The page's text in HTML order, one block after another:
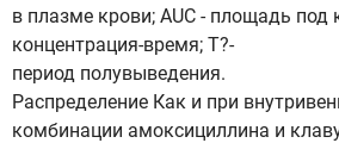
в плазме крови; AUC - площадь под
концентрация-время; T?-
период полувыведения.
Распределение Как и при
комбинации амоксициллина и